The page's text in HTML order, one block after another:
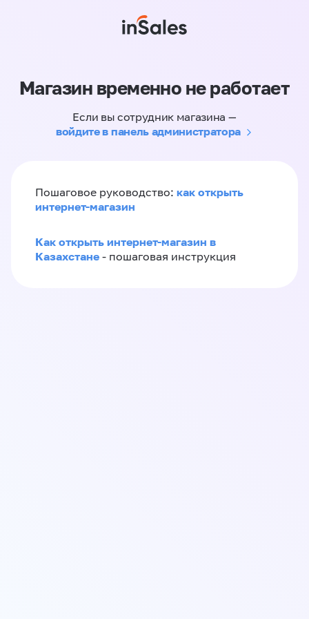
Магазин временно не работает
Если вы сотрудник магазина —
войдите в панель администратора
Пошаговое руководство: как открыть
интернет-магазин
Как открыть интернет-магазин в
Казахстане - пошаговая инструкция